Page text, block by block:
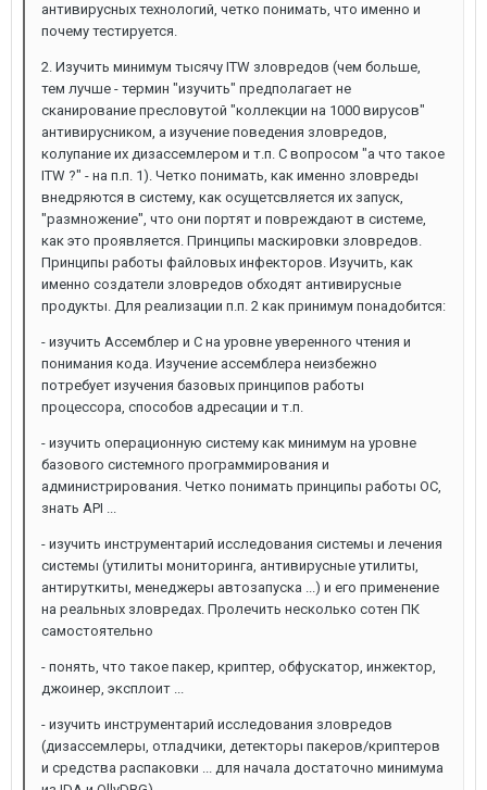
антивирусных технологий, четко понимать, что именно и
почему тестируется.
2. Изучить минимум тысячу ITW зловредов (чем больше,
тем лучше - термин "изучить" предполагает не
сканирование пресловутой "коллекции на 1000 вирусов"
антивирусником, а изучение поведения зловредов,
колупание их дизассемлером и т.п. С вопросом "а что такое
ITW ?" - на п.п. 1). Четко понимать, как именно зловреды
внедряются в систему, как осущетсвляется их запуск,
"размножение", что они портят и повреждают в системе,
как это проявляется. Принципы маскировки зловредов.
Принципы работы файловых инфекторов. Изучить, как
именно создатели зловредов обходят антивирусные
продукты. Для реализации п.п. 2 как принимум понадобится:
- изучить Ассемблер и C на уровне уверенного чтения и
понимания кода. Изучение ассемблера неизбежно
потребует изучения базовых принципов работы
процессора, способов адресации и т.п.
- изучить операционную систему как минимум на уровне
базового системного программирования и
администрирования. Четко понимать принципы работы ОС,
знать API ...
- изучить инструментарий исследования системы и лечения
системы (утилиты мониторинга, антивирусные утилиты,
антируткиты, менеджеры автозапуска ...) и его применение
на реальных зловредах. Пролечить несколько сотен ПК
самостоятельно
- понять, что такое пакер, криптер, обфускатор, инжектор,
джоинер, эксплоит ...
- изучить инструментарий исследования зловредов
(дизассемлеры, отладчики, детекторы пакеров/криптеров
и средства распаковки ... для начала достаточно минимума